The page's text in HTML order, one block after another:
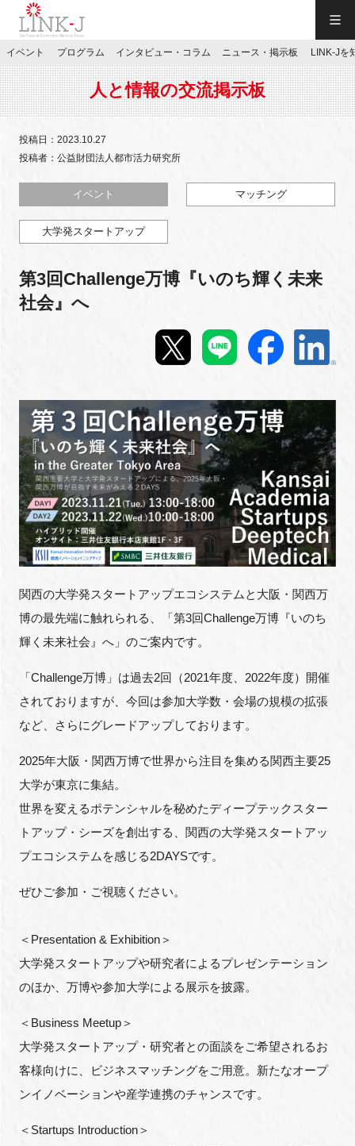
JP／EN
特別会員専用メニュー
施設ご予約
お問い合わせ
イベント
プログラム
インタビュー・コラム
ニュース・掲示板
LINK-Jを知る
特別会員
施設・アクセス
FAQ
イベント プログラム インタビュー・コラム ニュース・掲示板 LINK-Jを
人と情報の交流掲示板
投稿日：2023.10.27
投稿者：公益財団法人都市活力研究所
イベント マッチング
大学発スタートアップ
第3回Challenge万博『いのち輝く未来
社会』へ
関西の大学発スタートアップエコシステムと大阪・関西万
博の最先端に触れられる、「第3回Challenge万博『いのち
輝く未来社会』へ」のご案内です。
「Challenge万博」は過去2回（2021年度、2022年度）開催
されておりますが、今回は参加大学数・会場の規模の拡張
など、さらにグレードアップしております。
2025年大阪・関西万博で世界から注目を集める関西主要25
大学が東京に集結。
世界を変えるポテンシャルを秘めたディープテックスター
トアップ・シーズを創出する、関西の大学発スタートアッ
プエコシステムを感じる2DAYSです。
ぜひご参加・ご視聴ください。
＜ Presentation & Exhibition＞
大学発スタートアップや研究者によるプレゼンテーション
のほか、万博や参加大学による展示を披露。
＜ Business Meetup＞
大学発スタートアップ・研究者との面談をご希望されるお
客様向けに、ビジネスマッチングをご用意。新たなオープ
ンイノベーションや産学連携のチャンスです。
＜ Startups Introduction＞